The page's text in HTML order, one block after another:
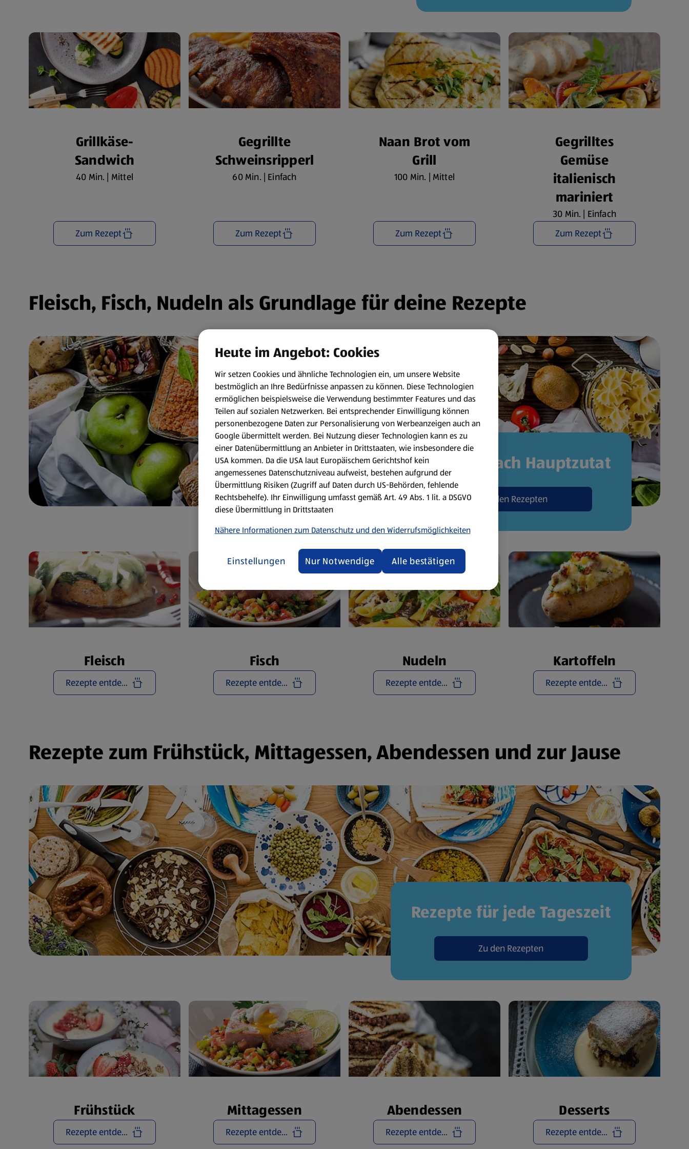
Grillkäse-
Sandwich
40 Min. | Mittel
Zum Rezept
Gegrillte
Schweinsripperl
60 Min. | Einfach
Zum Rezept
Naan Brot vom
Grill
100 Min. | Mittel
Zum Rezept
Gegrilltes
Gemüse
italienisch
mariniert
30 Min. | Einfach
Zum Rezept
Fleisch, Fisch, Nudeln als Grundlage für deine Rezepte
Rezepte nach Hauptzutat
Zu den Rezepten
Fleisch
Rezepte entdecken
Fisch
Rezepte entdecken
Nudeln
Rezepte entdecken
Kartoffeln
Rezepte entdecken
Rezepte zum Frühstück, Mittagessen, Abendessen und zur Jause
Rezepte für jede Tageszeit
Zu den Rezepten
Frühstück
Rezepte entdecken
Mittagessen
Rezepte entdecken
Abendessen
Rezepte entdecken
Desserts
Rezepte entdecken
Heute im Angebot: Cookies
Wir setzen Cookies und ähnliche Technologien ein, um unsere Website
bestmöglich an Ihre Bedürfnisse anpassen zu können. Diese Technologien
ermöglichen beispielsweise die Verwendung bestimmter Features und das
Teilen auf sozialen Netzwerken. Bei entsprechender Einwilligung können
personenbezogene Daten zur Personalisierung von Werbeanzeigen auch an
Google übermittelt werden. Bei Nutzung dieser Technologien kann es zu
einer Datenübermittlung an Anbieter in Drittstaaten, wie insbesondere die
USA kommen. Da die USA laut Europäischem Gerichtshof kein
angemessenes Datenschutzniveau aufweist, bestehen aufgrund der
Übermittlung Risiken (Zugriff auf Daten durch US-Behörden, fehlende
Rechtsbehelfe). Ihr Einwilligung umfasst gemäß Art. 49 Abs. 1 lit. a DSGVO
diese Übermittlung in Drittstaaten
Nähere Informationen zum Datenschutz und den Widerrufsmöglichkeiten
Einstellungen Nur Notwendige Alle bestätigen